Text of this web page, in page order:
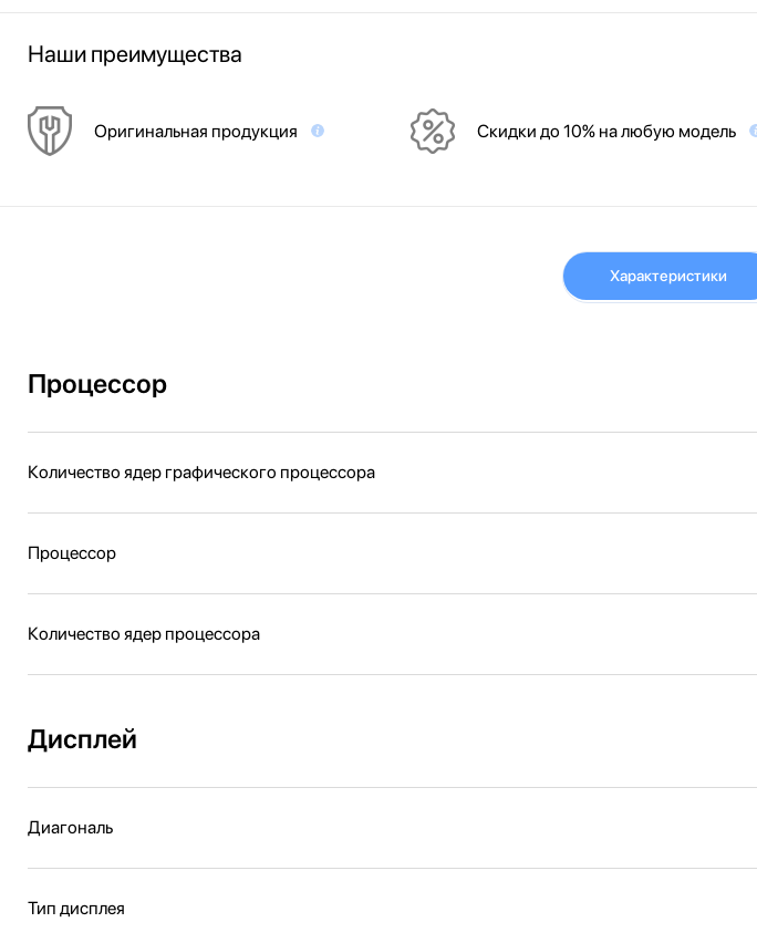
Наши преимущества
Оригинальная продукция Скидки до 10% на любую модель
Характеристики
Процессор
Количество ядер графического процессора
Процессор
Количество ядер процессора
Дисплей
Диагональ
Тип дисплея